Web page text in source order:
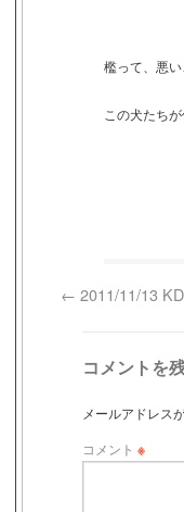
檻って、悪
この犬たち
← 2011/11/13
コメントを
メールアドレス
コメント ※